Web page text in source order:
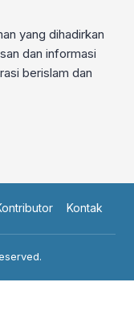
yang dihadirkan
dan informasi
berislam dan
Kontak